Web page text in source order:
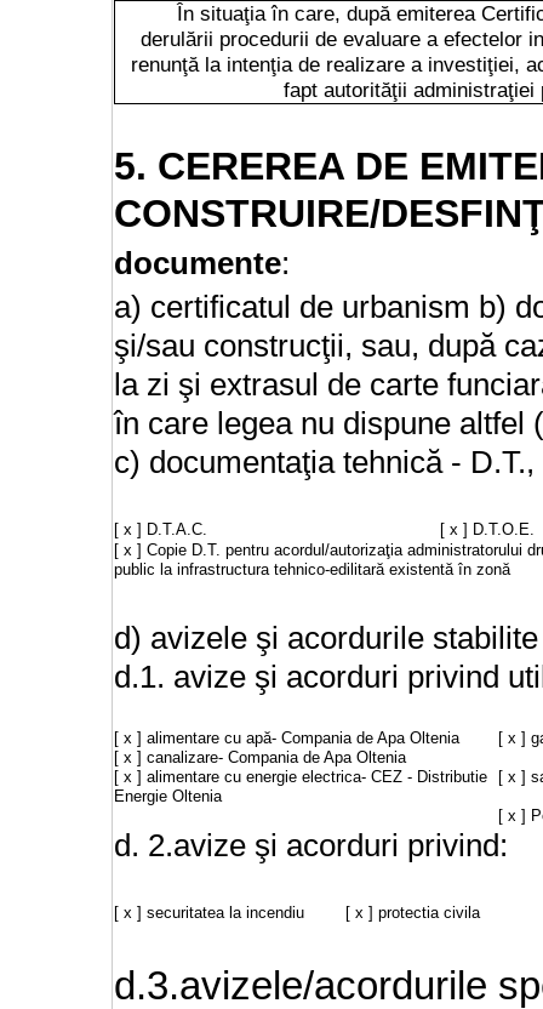
În situaţia în care, după emiterea
derulării procedurii de evaluare a efectelor
renunţă la intenţia de realizare a investiţiei,
fapt autorităţii administraţiei
5. CEREREA DE
CONSTRUIRE/
documente:
a) certificatul de urbanism b)
şi/sau construcţii, sau, după
la zi şi extrasul de carte
în care legea nu dispune altfel
c) documentaţia tehnică -
[ x ] D.T.A.C.
[ x ] D.T.O.E.
[ x ] Copie D.T. pentru acordul/autorizaţia administratorului
public la infrastructura tehnico-edilitară existentă în zonă
d) avizele şi acordurile
d.1. avize şi acorduri privind
[ x ] alimentare cu apă- Compania de Apa Oltenia
[ x ]
[ x ] canalizare- Compania de Apa Oltenia
[ x ] alimentare cu energie electrica- CEZ - Distributie
Energie Oltenia
[ x ]
[ x ]
d. 2.avize şi acorduri privind:
[ x ] securitatea la incendiu [ x ] protectia civila
d.3.avizele/acordurile